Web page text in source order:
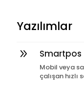
Yazılımlar
9 Smartpos
Mobil veya
çalışan hızlı